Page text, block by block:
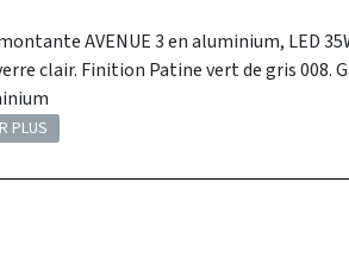
AVENUE 3 en aluminium, LED
clair. Finition Patine vert de gris 008.
PLUS